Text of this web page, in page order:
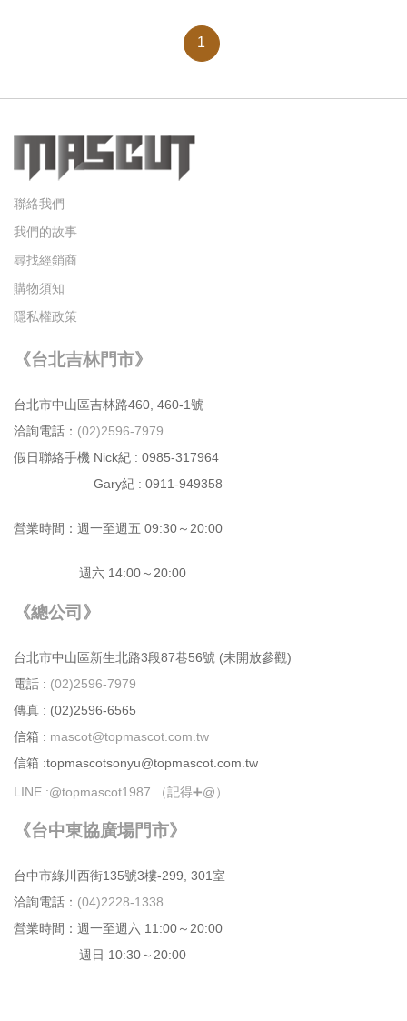
1
聯絡我們
我們的故事
尋找經銷商
購物須知
隱私權政策
《台北吉林門市》
台北市中⼭區吉林路460, 460-1號
洽詢電話： (02)2596-7979
假日聯絡手機 Nick紀 : 0985-317964
Gary紀 : 0911-949358
營業時間：週⼀⾄週五 09:30～20:00
週六 14:00～20:00
《總公司》
台北市中⼭區新⽣北路3段87巷56號 (未開放參觀)
電話 : (02)2596-7979
傳真 : (02)2596-6565
信箱 : mascot@topmascot.com.tw
信箱 :topmascotsonyu@topmascot.com.tw
LINE :@topmascot1987 （記得➕@）
《台中東協廣場門市》
台中市綠川⻄街135號3樓-299, 301室
洽詢電話： (04)2228-1338
營業時間：週⼀⾄週六 11:00～20:00
週日 10:30～20:00